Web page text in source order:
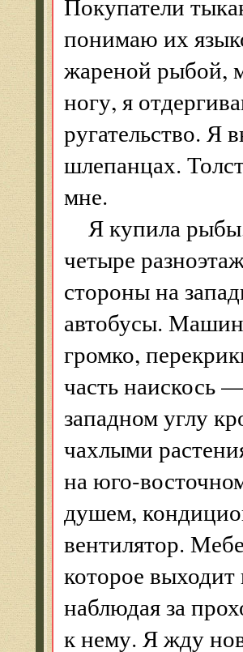
понимаю их
жареной рыбой,
ногу, я
ругательство. Я
шлепанцах.
мне.
Я купила
четыре
стороны на
автобусы.
громко,
часть наискось
западном углу
чахлыми
на юго-
душем,
вентилятор.
которое выходит
наблюдая за
к нему. Я жду